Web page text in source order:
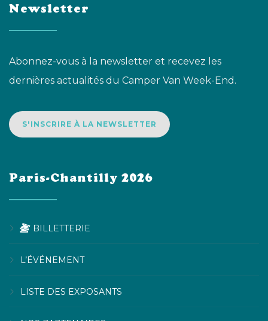
Newsletter
Abonnez-vous à la newsletter et recevez les
dernières actualités du Camper Van Week-End.
S'INSCRIRE À LA NEWSLETTER
Paris-Chantilly 2026
BILLETTERIE
L’ÉVÉNEMENT
LISTE DES EXPOSANTS